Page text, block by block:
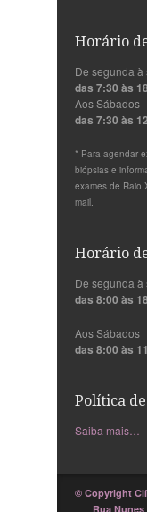
Horário
De segunda à
das 7:30 às
Aos Sábados
das 7:30 às
* Para agendar
biópsias e
exames de Raio
mail.
Horário
De segunda à
das 8:00 às
Aos Sábados
das 8:00 às
Política
Saiba mais…
© Copyright
Rua